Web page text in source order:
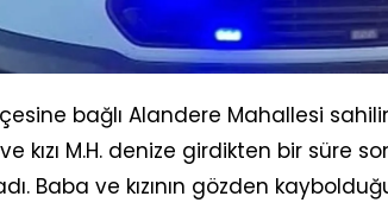
bağlı Alandere Mahallesi
kızı M.H. denize girdikten bir süre
Baba ve kızının gözden